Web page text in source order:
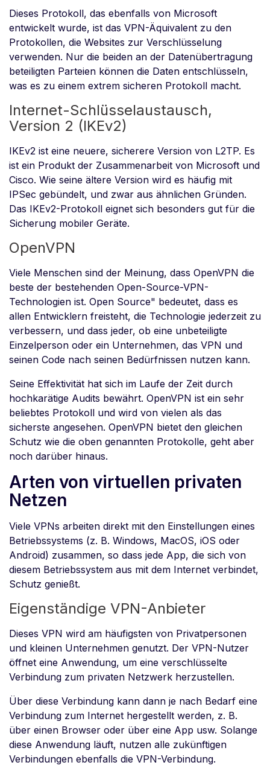
Dieses Protokoll, das ebenfalls von Microsoft
entwickelt wurde, ist das VPN-Äquivalent zu den
Protokollen, die Websites zur Verschlüsselung
verwenden. Nur die beiden an der Datenübertragung
beteiligten Parteien können die Daten entschlüsseln,
was es zu einem extrem sicheren Protokoll macht.
Internet-Schlüsselaustausch,
Version 2 (IKEv2)
IKEv2 ist eine neuere, sicherere Version von L2TP. Es
ist ein Produkt der Zusammenarbeit von Microsoft und
Cisco. Wie seine ältere Version wird es häufig mit
IPSec gebündelt, und zwar aus ähnlichen Gründen.
Das IKEv2-Protokoll eignet sich besonders gut für die
Sicherung mobiler Geräte.
OpenVPN
Viele Menschen sind der Meinung, dass OpenVPN die
beste der bestehenden Open-Source-VPN-
Technologien ist. Open Source" bedeutet, dass es
allen Entwicklern freisteht, die Technologie jederzeit zu
verbessern, und dass jeder, ob eine unbeteiligte
Einzelperson oder ein Unternehmen, das VPN und
seinen Code nach seinen Bedürfnissen nutzen kann.
Seine Effektivität hat sich im Laufe der Zeit durch
hochkarätige Audits bewährt. OpenVPN ist ein sehr
beliebtes Protokoll und wird von vielen als das
sicherste angesehen. OpenVPN bietet den gleichen
Schutz wie die oben genannten Protokolle, geht aber
noch darüber hinaus.
Arten von virtuellen privaten
Netzen
Viele VPNs arbeiten direkt mit den Einstellungen eines
Betriebssystems (z. B. Windows, MacOS, iOS oder
Android) zusammen, so dass jede App, die sich von
diesem Betriebssystem aus mit dem Internet verbindet,
Schutz genießt.
Eigenständige VPN-Anbieter
Dieses VPN wird am häufigsten von Privatpersonen
und kleinen Unternehmen genutzt. Der VPN-Nutzer
öffnet eine Anwendung, um eine verschlüsselte
Verbindung zum privaten Netzwerk herzustellen.
Über diese Verbindung kann dann je nach Bedarf eine
Verbindung zum Internet hergestellt werden, z. B.
über einen Browser oder über eine App usw. Solange
diese Anwendung läuft, nutzen alle zukünftigen
Verbindungen ebenfalls die VPN-Verbindung.